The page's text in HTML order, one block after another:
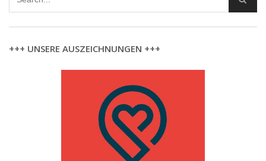
+++ UNSERE AUSZEICHNUNGEN +++